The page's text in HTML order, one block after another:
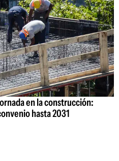
en la construcción:
hasta 2031